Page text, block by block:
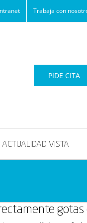
Trabaja con
PIDE CITA
ACTUALIDAD VISTA